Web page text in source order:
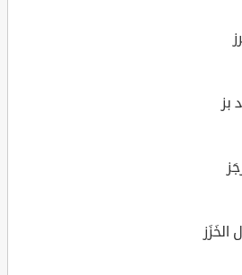
بز